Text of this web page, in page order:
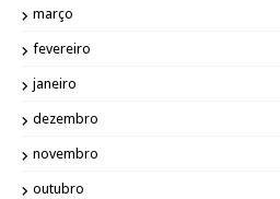
março
fevereiro
janeiro
dezembro
novembro
outubro